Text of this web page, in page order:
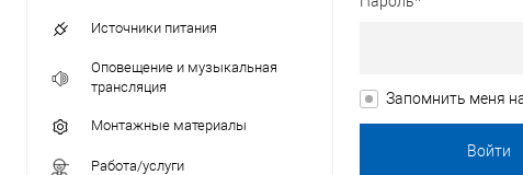
Источники питания
Оповещение и музыкальная
трансляция
Монтажные материалы
Работа/услуги
Запомнить меня